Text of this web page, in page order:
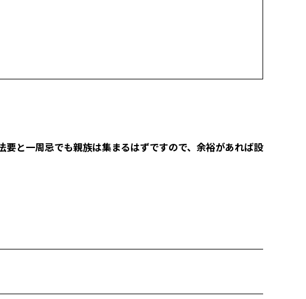
要と一周忌でも親族は集まるはずですので、余裕があれば設